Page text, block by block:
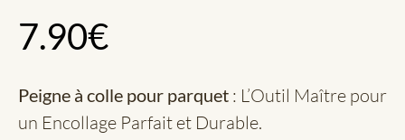
7.90€
Peigne à colle pour parquet : L’Outil Maître pour
un Encollage Parfait et Durable.